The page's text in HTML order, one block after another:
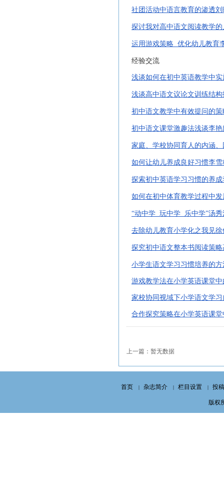
社团活动中语言教育的渗透刘
探讨我对高中语文阅读教学
运用游戏策略 优化幼儿教育
经验交流
浅谈如何在初中英语教学中
浅谈高中语文议论文训练结
初中语文教学中有效提问的策
初中语文课堂激趣法浅谈李艳
家庭、学校协同育人的内涵
如何让幼儿养成良好习惯李雪
探索初中英语学习习惯的养
如何在初中体育教学过程中
“动中学 玩中学 乐中学”汤秀
去除幼儿教育小学化之我见徐
探究初中语文整本书阅读策
小学生语文学习习惯培养的
游戏教学法在小学英语课堂
家校协同视域下小学语文学
合作探究策略在小学英语课
上一篇：暂无数据
首页 | 杂志简介 | 栏目设置 | 投
版权